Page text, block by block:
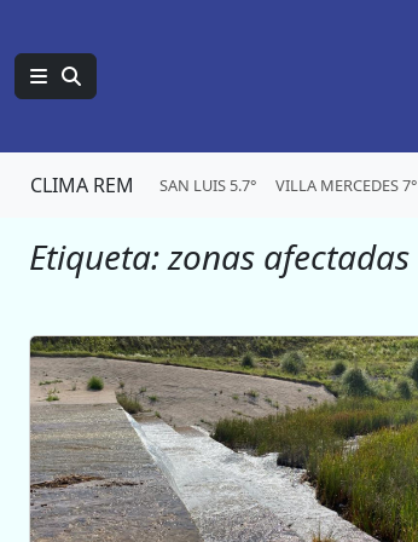
CLIMA REM SAN LUIS 5.7° VILLA MERCEDES 7°
Etiqueta:zonas afectadas